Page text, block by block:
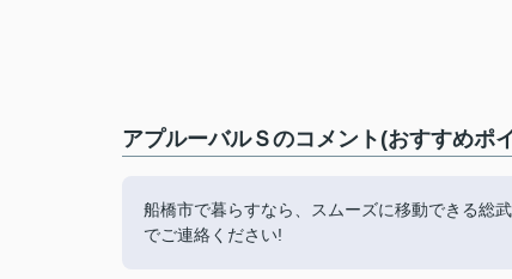
アプルーバルＳのコメント(おすすめポ
船橋市で暮らすなら、スムーズに移動できる総
でご連絡ください!